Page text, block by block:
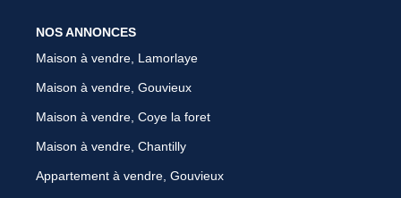
NOS ANNONCES
Maison à vendre, Lamorlaye
Maison à vendre, Gouvieux
Maison à vendre, Coye la foret
Maison à vendre, Chantilly
Appartement à vendre, Gouvieux